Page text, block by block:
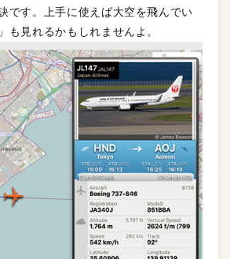
です。上手に使えば大空を飛んでい
も見れるかもしれませんよ。